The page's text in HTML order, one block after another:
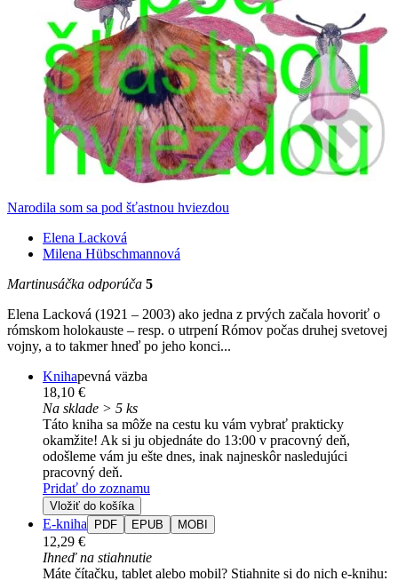
Narodila som sa pod šťastnou hviezdou
Elena Lacková
Milena Hübschmannová
Martinusáčka odporúča 5
Elena Lacková (1921 – 2003) ako jedna z prvých začala hovoriť o
rómskom holokauste – resp. o utrpení Rómov počas druhej svetovej
vojny, a to takmer hneď po jeho konci...
Knihapevná väzba
18,10 €
Na sklade > 5 ks
Táto kniha sa môže na cestu ku vám vybrať prakticky
okamžite! Ak si ju objednáte do 13:00 v pracovný deň,
odošleme vám ju ešte dnes, inak najneskôr nasledujúci
pracovný deň.
Pridať do zoznamu
Vložiť do košíka
E-kniha PDF EPUB MOBI
12,29 €
Ihneď na stiahnutie
Máte čítačku, tablet alebo mobil? Stiahnite si do nich e-knihu: